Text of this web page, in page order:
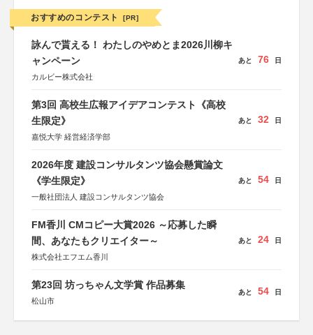
おすすめのコンテスト [PR]
詠んで貰える！ わたしのやめとま2026川柳キ
ャンペーン
カルビー株式会社
あと 76 日
第3回 高校生広報アイデアコンテスト《高校
生限定》
嘉悦大学 経営経済学部
あと 32 日
2026年度 建設コンサルタンツ協会懸賞論文
《学生限定》
一般社団法人 建設コンサルタンツ協会
あと 54 日
FM香川 CMコピー大賞2026 ～応募した瞬
間、あなたもクリエイター～
株式会社エフエム香川
あと 24 日
第23回 坊っちゃん文学賞 作品募集
松山市
あと 54 日